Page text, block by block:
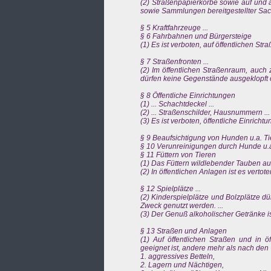
(2) Straßenpapierkörbe sowie auf und
sowie Sammlungen bereitgestellter
§ 5 Kraftfahrzeuge ...
§ 6 Fahrbahnen und Bürgersteige
(1) Es ist verboten, auf öffentlichen
§ 7 Straßenfronten ...
(2) Im öffentlichen Straßenraum,
dürfen keine Gegenstände
§ 8 Öffentliche Einrichtungen
(1) ... Schachtdeckel ...
(2) ... Straßenschilder, Hausnummern ...
(3) Es ist verboten, öffentliche
§ 9 Beaufsichtigung von Hunden u.a.
§ 10 Verunreinigungen durch Hunde
§ 11 Füttern von Tieren
(1) Das Füttern wildlebender Tauben
(2) In öffentlichen Anlagen ist es
§ 12 Spielplätze ...
(2) Kinderspielplätze und Bolzplätze
Zweck genutzt werden. ...
(3) Der Genuß alkoholischer Getränke
§ 13 Straßen und Anlagen
(1) Auf öffentlichen Straßen und in
geeignet ist, andere mehr als nach
1. aggressives Betteln,
2. Lagern und Nächtigen,